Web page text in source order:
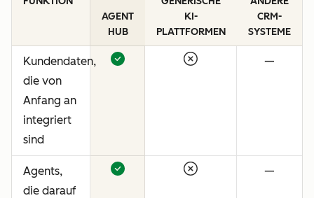
AGENT
HUB
KI-
PLATTFORMEN
CRM-
SYSTEME
Kundendaten,
die von
Anfang an
integriert
sind
—
Agents,
die darauf
—